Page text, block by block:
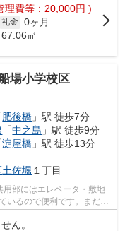
理費等：20,000円 )
礼金 0ヶ月
㎡
場小学校区
肥後橋 」駅 徒歩7分
「中之島 」駅 徒歩9分
淀屋橋 」駅 徒歩13分
土佐堀 １丁目
部にはエレベータ・敷地
いるので便利です。まだま
ん。